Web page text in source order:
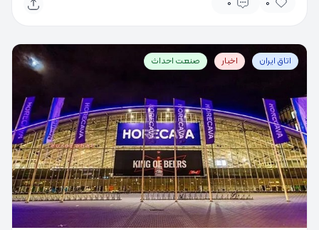
0
0
اتاق ایران اخبار صنعت احداث